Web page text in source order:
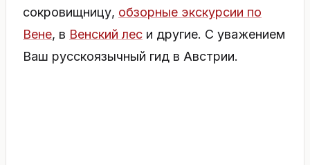
сокровищницу, обзорные экскурсии по
Вене, в Венский лес и другие. С уважением
Ваш русскоязычный гид в Австрии.